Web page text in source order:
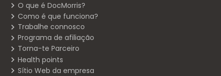
O que é DocMorris?
Como é que funciona?
Trabalhe connosco
Programa de afiliação
Torna-te Parceiro
Health points
Sítio Web da empresa